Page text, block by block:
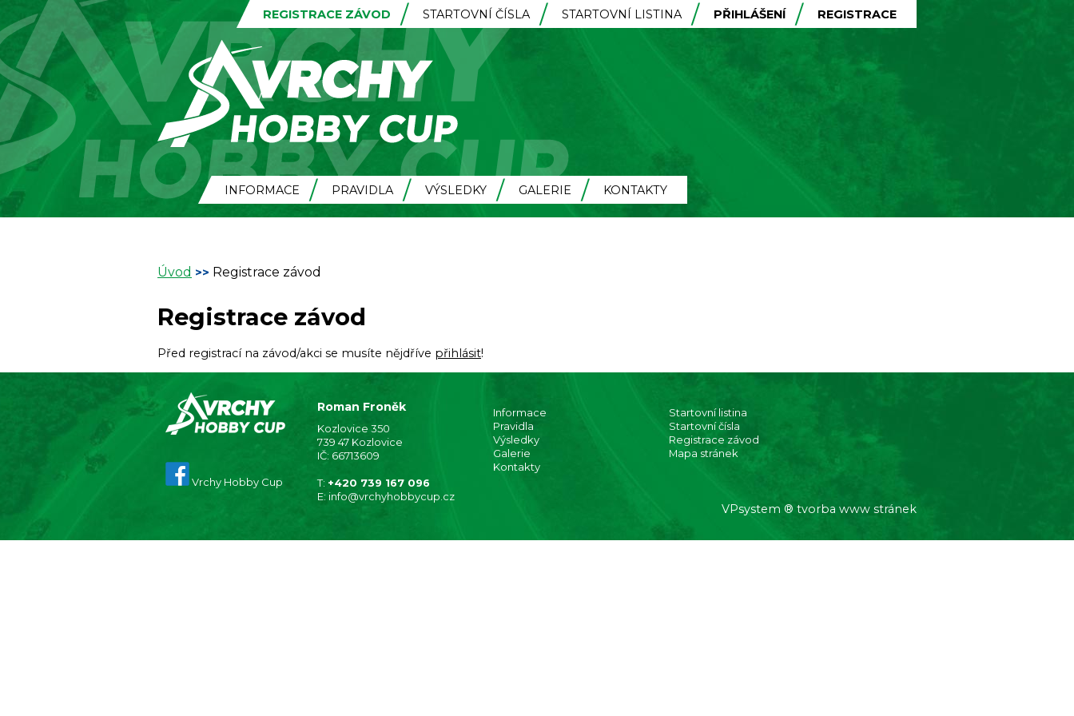
REGISTRACE
PŘIHLÁŠENÍ
STARTOVNÍ LISTINA
STARTOVNÍ ČÍSLA
REGISTRACE ZÁVOD
INFORMACE PRAVIDLA VÝSLEDKY GALERIE KONTAKTY
Úvod >> Registrace závod
Registrace závod
Před registrací na závod/akci se musíte nějdříve přihlásit!
Vrchy Hobby Cup
Roman Froněk
Kozlovice 350
739 47 Kozlovice
IČ: 66713609
T: +420 739 167 096
E: info@vrchyhobbycup.cz
Informace
Pravidla
Výsledky
Galerie
Kontakty
Startovní listina
Startovní čísla
Registrace závod
Mapa stránek
VPsystem ® tvorba www stránek